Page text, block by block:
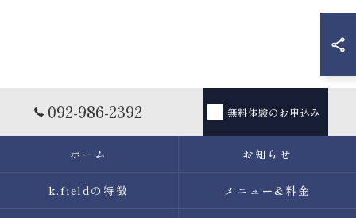
092-986-2392 無料体験のお申込み
ホーム お知らせ
k.fieldの特徴 メニュー&料金